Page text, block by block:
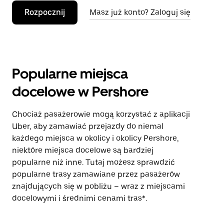
Rozpocznij Masz już konto? Zaloguj się
Popularne miejsca
docelowe w Pershore
Chociaż pasażerowie mogą korzystać z aplikacji
Uber, aby zamawiać przejazdy do niemal
każdego miejsca w okolicy i okolicy Pershore,
niektóre miejsca docelowe są bardziej
popularne niż inne. Tutaj możesz sprawdzić
popularne trasy zamawiane przez pasażerów
znajdujących się w pobliżu – wraz z miejscami
docelowymi i średnimi cenami tras*.